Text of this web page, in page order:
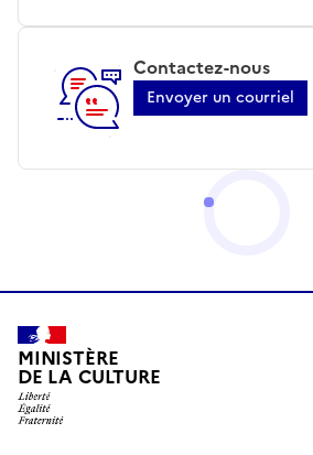
Contactez-nous
Envoyer un courriel
MINISTÈRE
DE LA CULTURE